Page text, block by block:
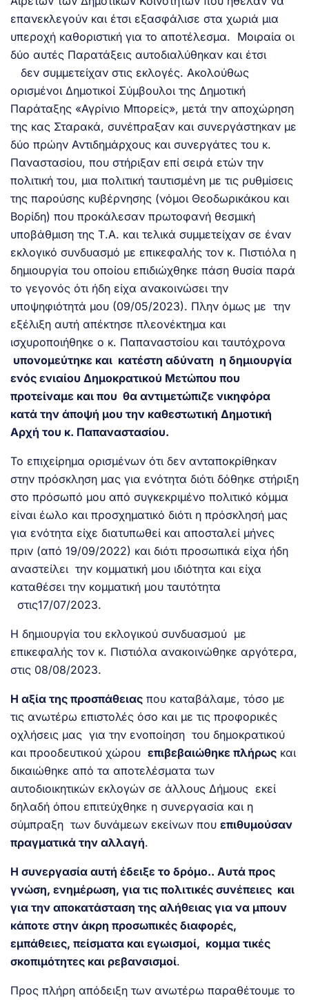
επανεκλεγούν και έτσι εξασφάλισε στα χωριά μια
υπεροχή καθοριστική για το αποτέλεσμα. Μοιραία οι
δύο αυτές Παρατάξεις αυτοδιαλύθηκαν και έτσι
δεν συμμετείχαν στις εκλογές. Ακολούθως
ορισμένοι Δημοτικοί Σύμβουλοι της Δημοτική
Παράταξης «Αγρίνιο Μπορείς», μετά την αποχώρηση
της κας Σταρακά, συνέπραξαν και συνεργάστηκαν με
δύο πρώην Αντιδημάρχους και συνεργάτες του κ.
Παναστασίου, που στήριξαν επί σειρά ετών την
πολιτική του, μια πολιτική ταυτισμένη με τις ρυθμίσεις
της παρούσης κυβέρνησης (νόμοι Θεοδωρικάκου και
Βορίδη) που προκάλεσαν πρωτοφανή θεσμική
υποβάθμιση της Τ.Α. και τελικά συμμετείχαν σε έναν
εκλογικό συνδυασμό με επικεφαλής τον κ. Πιστιόλα η
δημιουργία του οποίου επιδιώχθηκε πάση θυσία παρά
το γεγονός ότι ήδη είχα ανακοινώσει την
υποψηφιότητά μου (09/05/2023). Πλην όμως με την
εξέλιξη αυτή απέκτησε πλεονέκτημα και
ισχυροποιήθηκε ο κ. Παπαναστσίου και ταυτόχρονα
υπονομεύτηκε και κατέστη αδύνατη η δημιουργία
ενός ενιαίου Δημοκρατικού Μετώπου που
προτείναμε και που θα αντιμετώπιζε νικηφόρα
κατά την άποψή μου την καθεστωτική Δημοτική
Αρχή του κ. Παπαναστασίου.
Το επιχείρημα ορισμένων ότι δεν ανταποκρίθηκαν
στην πρόσκληση μας για ενότητα διότι δόθηκε στήριξη
στο πρόσωπό μου από συγκεκριμένο πολιτικό κόμμα
είναι έωλο και προσχηματικό διότι η πρόσκλησή μας
για ενότητα είχε διατυπωθεί και αποσταλεί μήνες
πριν (από 19/09/2022) και διότι προσωπικά είχα ήδη
αναστείλει την κομματική μου ιδιότητα και είχα
καταθέσει την κομματική μου ταυτότητα
στις17/07/2023.
Η δημιουργία του εκλογικού συνδυασμού με
επικεφαλής τον κ. Πιστιόλα ανακοινώθηκε αργότερα,
στις 08/08/2023.
Η αξία της προσπάθειας που καταβάλαμε, τόσο με
τις ανωτέρω επιστολές όσο και με τις προφορικές
οχλήσεις μας για την ενοποίηση του δημοκρατικού
και προοδευτικού χώρου επιβεβαιώθηκε πλήρως και
δικαιώθηκε από τα αποτελέσματα των
αυτοδιοικητικών εκλογών σε άλλους Δήμους εκεί
δηλαδή όπου επιτεύχθηκε η συνεργασία και η
σύμπραξη των δυνάμεων εκείνων που επιθυμούσαν
πραγματικά την αλλαγή.
Η συνεργασία αυτή έδειξε το δρόμο.. Αυτά προς
γνώση, ενημέρωση, για τις πολιτικές συνέπειες και
για την αποκατάσταση της αλήθειας για να μπουν
κάποτε στην άκρη προσωπικές διαφορές,
εμπάθειες, πείσματα και εγωισμοί, κομμα τικές
σκοπιμότητες και ρεβανσισμοί.
Προς πλήρη απόδειξη των ανωτέρω παραθέτουμε το